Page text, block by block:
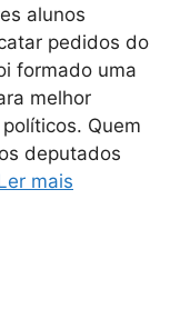
alunos
pedidos do
formado uma
melhor
Quem
deputados
mais